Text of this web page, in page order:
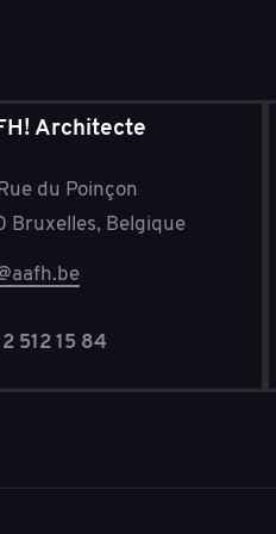
Architecte
du Poinçon
Bruxelles, Belgique
512 15 84